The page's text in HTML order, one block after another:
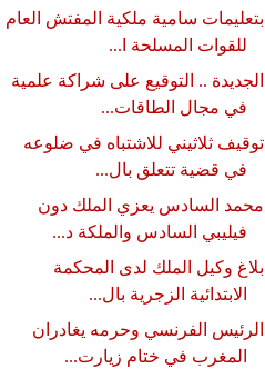
بتعليمات سامية ملكية المفتش العام
للقوات المسلحة ا...
الجديدة .. التوقيع على شراكة علمية
في مجال الطاقات...
توقيف ثلاثيني للاشتباه في ضلوعه
في قضية تتعلق بال...
محمد السادس يعزي الملك دون
فيليبي السادس والملكة د...
بلاغ وكيل الملك لدى المحكمة
الابتدائية الزجرية بال...
الرئيس الفرنسي وحرمه يغادران
المغرب في ختام زيارت...